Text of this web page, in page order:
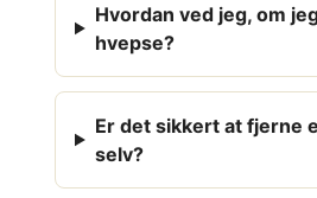
Hvordan ved jeg, om
hvepse?
Er det sikkert at fjerne
selv?